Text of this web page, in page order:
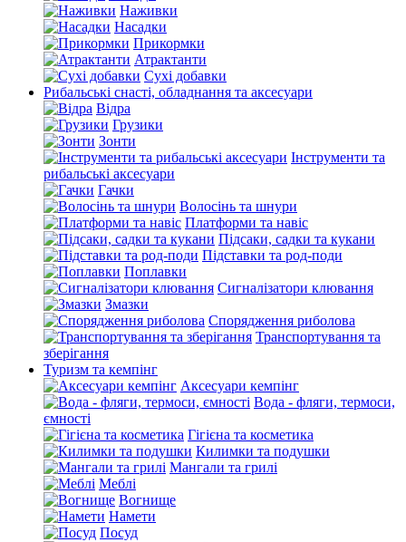
Наживки
Насадки
Прикормки
Атрактанти
Сухі добавки
Рибальські снасті, обладнання та аксесуари
Відра
Грузики
Зонти
Інструменти та
рибальські аксесуари
Гачки
Волосінь та шнури
Платформи та навіс
Підсаки, садки та кукани
Підставки та род-поди
Поплавки
Сигналізатори клювання
Змазки
Спорядження риболова
Транспортування та
зберігання
Туризм та кемпінг
Аксесуари кемпінг
Вода - фляги, термоси,
ємності
Гігієна та косметика
Килимки та подушки
Мангали та грилі
Меблі
Вогнище
Намети
Посуд